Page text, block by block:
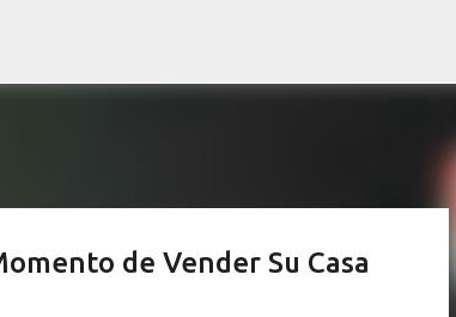
de Vender Su Casa